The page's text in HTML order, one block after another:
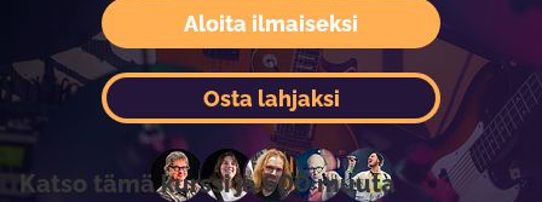
Aloita ilmaiseksi
Katso tämä kurssi ja 600 muuta
Osta lahjaksi